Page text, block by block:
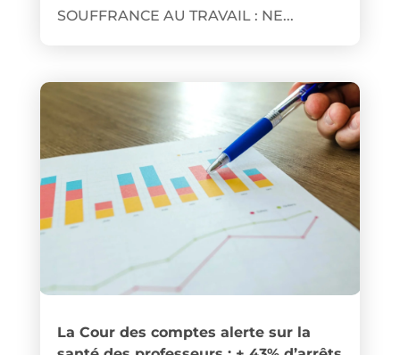
SOUFFRANCE AU TRAVAIL : NE...
La Cour des comptes alerte sur la